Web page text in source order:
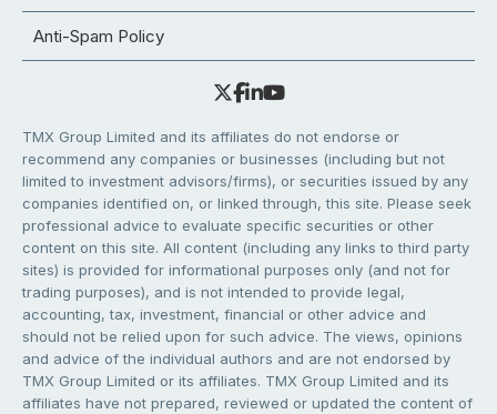
Anti-Spam Policy
TMX Group Limited and its affiliates do not endorse or
recommend any companies or businesses (including but not
limited to investment advisors/firms), or securities issued by any
companies identified on, or linked through, this site. Please seek
professional advice to evaluate specific securities or other
content on this site. All content (including any links to third party
sites) is provided for informational purposes only (and not for
trading purposes), and is not intended to provide legal,
accounting, tax, investment, financial or other advice and
should not be relied upon for such advice. The views, opinions
and advice of the individual authors and are not endorsed by
TMX Group Limited or its affiliates. TMX Group Limited and its
affiliates have not prepared, reviewed or updated the content of